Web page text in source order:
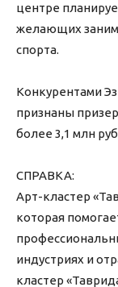
центре
желающих
спорта.
Конкурентами
признаны
более 3,1 млн
СПРАВКА:
Арт-кластер
которая
индустриях и
кластер